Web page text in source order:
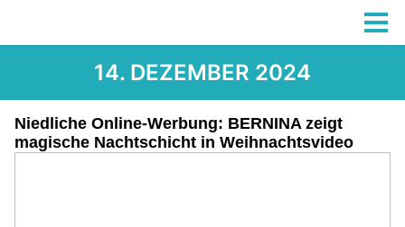
14. DEZEMBER 2024
Niedliche Online-Werbung: BERNINA zeigt
magische Nachtschicht in Weihnachtsvideo